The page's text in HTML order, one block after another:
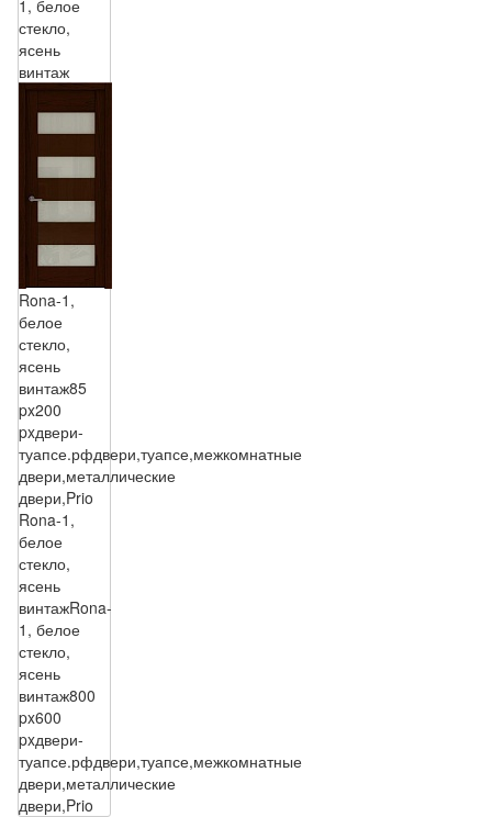
1, белое
стекло,
ясень
винтаж
Rona-1,
белое
стекло,
ясень
винтаж85
px200
pxдвери-
туапсе.рфдвери,туапсе,межкомнатные
двери,металлические
двери,Prio
Rona-1,
белое
стекло,
ясень
винтажRona-
1, белое
стекло,
ясень
винтаж800
px600
pxдвери-
туапсе.рфдвери,туапсе,межкомнатные
двери,металлические
двери,Prio